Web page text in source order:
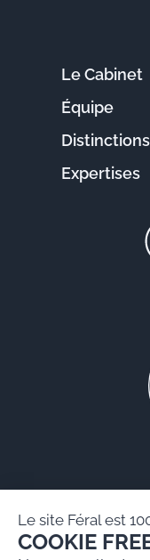
Le Cabinet
Équipe
Distinctions
Expertises
Le site Féral est
COOKIE